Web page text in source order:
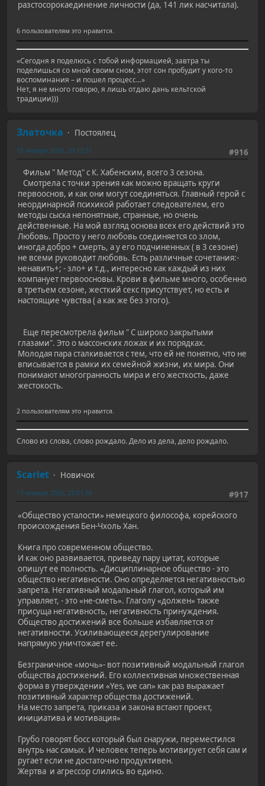
разстосорокаединение личности (да, 141 лик насчитала).
6 пользователям это нравится.
«Сегодня я поделюсь с тобой информацией, завтра ты
поделишься со мной своим сном, этот сон пробудит у кого-то
воспоминания – и пошел процесс...»
Нет, я не много говорю, я лишь отдаю дань кельтской
традиции)))
Златочка
Постоялец
#916
15 января 2026, 20:12:51
Фильм " Метод" с К. Хабенским, всего 3 сезона.
Смотрела с точки зрения как можно вращать круги
первооснов, и как они могут соединяться. Главный герой с
неординарной психикой работает следователем, его
методы сыска непонятные, странные, но очень
действенные. На мой взгляд основа всех его действий это
Любовь. Просто у него любовь соединяется со злом,
иногда добро + смерть, а у его подчиненных ( в 3 сезоне)
не всеми руководит любовь. Есть различные сочетания:-
ненавить+; - зло+ и т.д., интересно как каждый из них
компанует первоосновы. Крови в фильме много, особенно
в третьем сезоне, жесткий секс присутствует, но есть и
настоящие чувства ( а как же без этого).
Еще пересмотрела фильм " С широко закрытыми
глазами". Это о массонских ложах и их порядках.
Молодая пара сталкивается с тем, что ей не понятно, что не
вписывается в рамки их семейной жизни, их мира. Они
понимают многогранность мира и его жесткость, даже
жестокость.
2 пользователям это нравится.
Слово из слова, слово рождало. Дело из дела, дело рождало.
Scarlet
Новичок
#917
17 января 2026, 22:01:56
«Общество усталости» немецкого философа, корейского
происхождения Бен-Чхоль Хан.
Книга про современном общество.
И как оно развивается, приведу пару цитат, которые
опишут ее полность. «Дисциплинарное общество - это
общество негативности. Оно определяется негативностью
запрета. Негативный модальный глагол, который им
управляет, - это «не-сметь». Глаголу «должен» также
присуща негативность, негативность принуждения.
Общество достижений все больше избавляется от
негативности. Усиливающееся дерегулирование
напрямую уничтожает ее.
Безграничное «мочь»- вот позитивный модальный глагол
общества достижений. Его коллективная множественная
форма в утверждении «Yes, we can» как раз выражает
позитивный характер общества достижений.
На место запрета, приказа и закона встают проект,
инициатива и мотивация»
Грубо говорят босс который был снаружи, переместился
внутрь нас самых. И человек теперь мотивирует себя сам и
ругает если не достаточно продуктивен.
Жертва и агрессор слились во едино.